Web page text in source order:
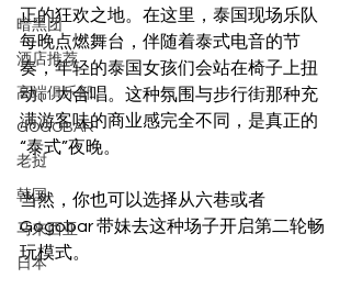
暗黑团
酒店推荐
高端俱乐部
GOGOBAR
老挝
韩国
马来西亚
日本
正的狂欢之地。在这里，泰国现场乐队
每晚点燃舞台，伴随着泰式电音的节
奏，年轻的泰国女孩们会站在椅子上扭
动、大合唱。这种氛围与步行街那种充
满游客味的商业感完全不同，是真正的
“泰式”夜晚。
当然，你也可以选择从六巷或者
Gogobar 带妹去这种场子开启第二轮畅
玩模式。